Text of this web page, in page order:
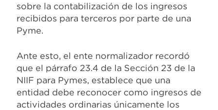
sobre la contabilización de los ingresos
recibidos para terceros por parte de una
Pyme.
Ante esto, el ente normalizador recordó
que el párrafo 23.4 de la Sección 23 de la
NIIF para Pymes, establece que una
entidad debe reconocer como ingresos de
actividades ordinarias únicamente los